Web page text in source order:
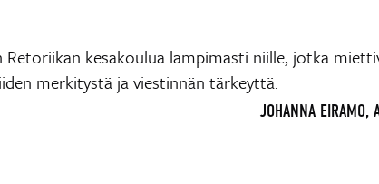
Retoriikan kesäkoulua lämpimästi niille, jotka
merkitystä ja viestinnän tärkeyttä.
JOHANNA EIRAMO,